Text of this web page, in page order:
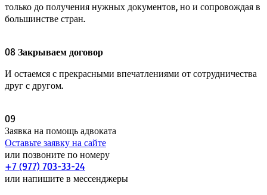
только до получения нужных документов, но и сопровождая в
большинстве стран.
08 Закрываем договор
И остаемся с прекрасными впечатлениями от сотрудничества
друг с другом.
09
Заявка на помощь адвоката
Оставьте заявку на сайте
или позвоните по номеру
+7 (977) 703-33-24
или напишите в мессенджеры